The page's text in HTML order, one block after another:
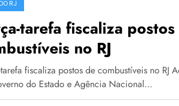
RJ
tarefa fiscaliza
no RJ
fiscaliza postos de combustíveis no RJ
do Estado e Agência Nacional…